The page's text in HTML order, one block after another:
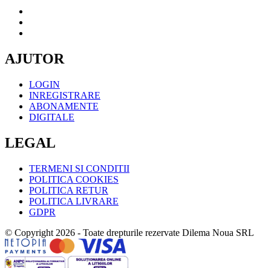
AJUTOR
LOGIN
INREGISTRARE
ABONAMENTE
DIGITALE
LEGAL
TERMENI SI CONDITII
POLITICA COOKIES
POLITICA RETUR
POLITICA LIVRARE
GDPR
© Copyright 2026 - Toate drepturile rezervate Dilema Noua SRL